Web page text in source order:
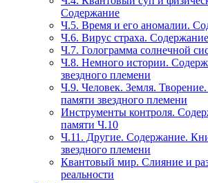
Содержание
Ч.5. Время и его аномалии.
Ч.6. Вирус страха. Содержание
Ч.7. Голограмма солнечной
Ч.8. Немного истории.
звездного племени
Ч.9. Человек. Земля.
памяти звездного племени
Инструменты контроля.
памяти Ч.10
Ч.11. Другие. Содержание.
звездного племени
Квантовый мир. Слияние и
реальности